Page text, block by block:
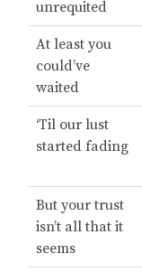
unrequited
At least you
could’ve
waited
‘Til our lust
started fading
But your trust
isn’t all that it
seems